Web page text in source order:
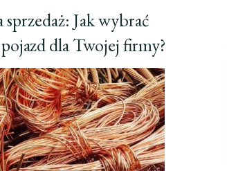
Jak wybrać
dla Twojej firmy?